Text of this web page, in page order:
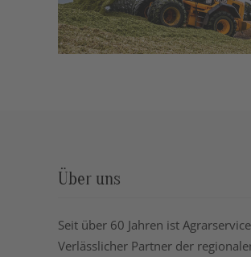
Über uns
Seit über 60 Jahren ist
Verlässlicher Partner der